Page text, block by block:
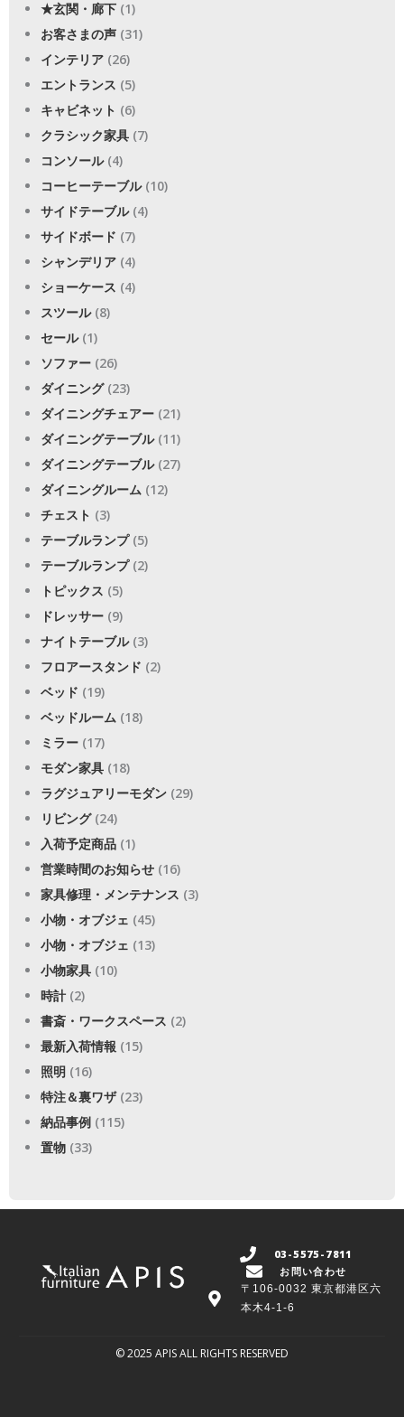
★玄関・廊下 (1)
お客さまの声 (31)
インテリア (26)
エントランス (5)
キャビネット (6)
クラシック家具 (7)
コンソール(4)
コーヒーテーブル(10)
サイドテーブル(4)
サイドボード (7)
シャンデリア (4)
ショーケース (4)
スツール(8)
セール(1)
ソファー (26)
ダイニング(23)
ダイニングチェアー (21)
ダイニングテーブル(11)
ダイニングテーブル(27)
ダイニングルーム (12)
チェスト (3)
テーブルランプ(5)
テーブルランプ(2)
トピックス (5)
ドレッサー (9)
ナイトテーブル(3)
フロアースタンド (2)
ベッド (19)
ベッドルーム (18)
ミラー (17)
モダン家具 (18)
ラグジュアリーモダン (29)
リビング(24)
入荷予定商品 (1)
営業時間のお知らせ (16)
家具修理・メンテナンス (3)
小物・オブジェ (45)
小物・オブジェ (13)
小物家具 (10)
時計 (2)
書斎・ワークスペース (2)
最新入荷情報 (15)
照明 (16)
特注＆裏ワザ(23)
納品事例 (115)
置物 (33)
03-5575-7811
お問い合わせ
〒106-0032 東京都港区六
本木4-1-6
© 2025 APIS ALL RIGHTS RESERVED